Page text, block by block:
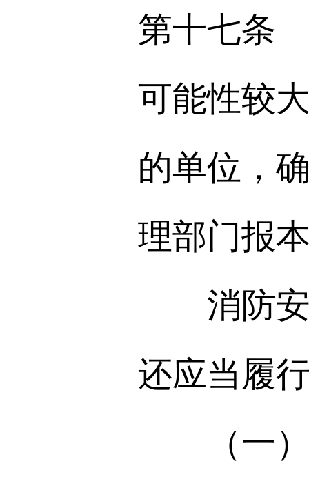
第十七条
可能性较
的单位，
理部门报
消防安
还应当履
（一）